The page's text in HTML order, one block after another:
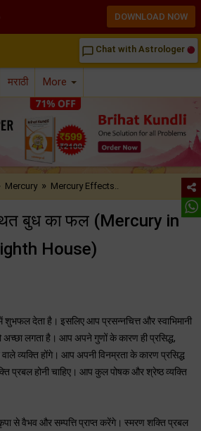
chat_bubble_outline Chat with Astrologer
मराठी More
Mercury » Mercury Effects..
बुध का फल (Mercury in
House)
देता है। इसलिए आप प्रसन्नचित्त और स्वाभिमानी
अच्छा लगता है। आप अपने गुणों के कारण ही प्रसिद्ध,
व्यक्ति होंगे। आप अपनी विनम्रता के कारण प्रसिद्ध
प्रबल होनी चाहिए। आप कुल पोषक और श्रेष्ठ व्यक्ति
से वैभव और सम्पत्ति प्राप्त करेंगे। स्मरण शक्ति प्रबल
DOWNLOAD NOW